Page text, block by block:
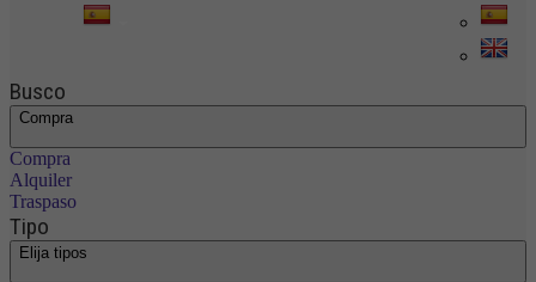
Busco
Compra
Compra
Alquiler
Traspaso
Tipo
Elija tipos